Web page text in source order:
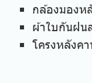
กล้องมองห
ผ้าใบกันฝน
โครงหลังค